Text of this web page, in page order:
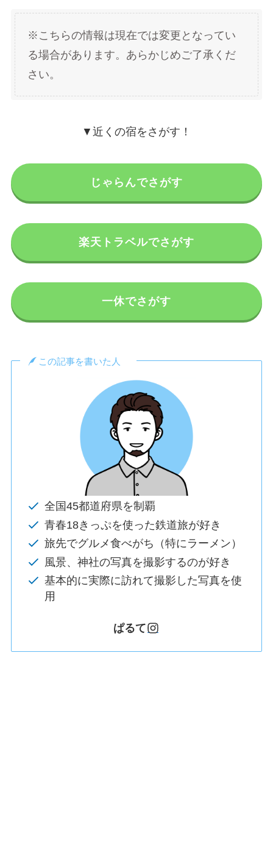
※こちらの情報は現在では変更となってい
る場合があります。あらかじめご了承くだ
さい。
▼近くの宿をさがす！
じゃらんでさがす
楽天トラベルでさがす
一休でさがす
この記事を書いた人
全国45都道府県を制覇
青春18きっぷを使った鉄道旅が好き
旅先でグルメ食べがち（特にラーメン）
風景、神社の写真を撮影するのが好き
基本的に実際に訪れて撮影した写真を使
用
ぱるて